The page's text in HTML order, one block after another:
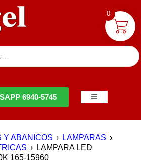
6940-5745
Y ABANICOS › LAMPARAS ›
› LAMPARA LED
165-15960
0